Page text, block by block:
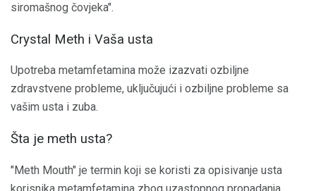
siromašnog čovjeka".
Crystal Meth i Vaša usta
Upotreba metamfetamina može izazvati ozbiljne
zdravstvene probleme, uključujući i ozbiljne probleme sa
vašim usta i zuba.
Šta je meth usta?
"Meth Mouth" je termin koji se koristi za opisivanje usta